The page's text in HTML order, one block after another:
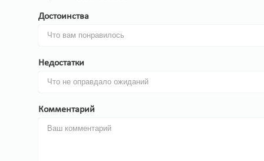
Достоинства
Недостатки
Комментарий